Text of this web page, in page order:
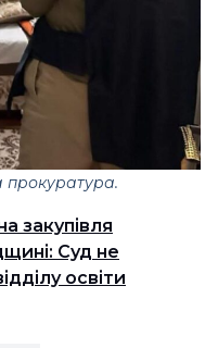
прокуратура.
закупівля
Суд не
освіти